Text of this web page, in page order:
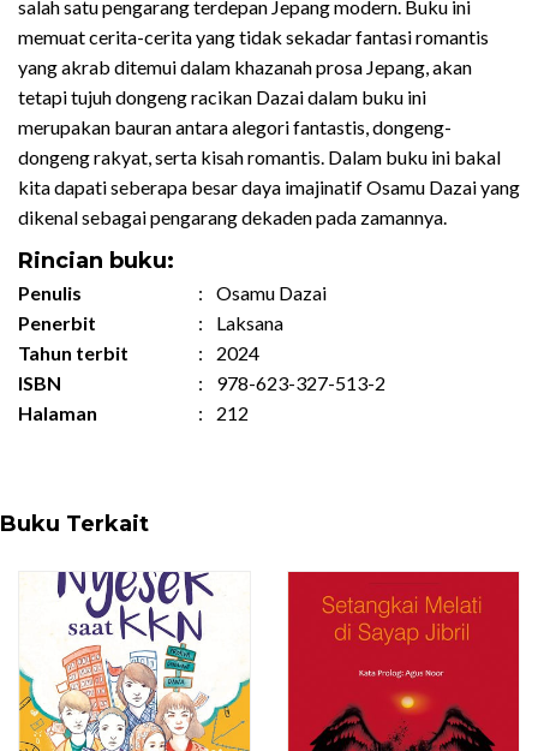
salah satu pengarang terdepan Jepang modern. Buku ini
memuat cerita-cerita yang tidak sekadar fantasi romantis
yang akrab ditemui dalam khazanah prosa Jepang, akan
tetapi tujuh dongeng racikan Dazai dalam buku ini
merupakan bauran antara alegori fantastis, dongeng-
dongeng rakyat, serta kisah romantis. Dalam buku ini bakal
kita dapati seberapa besar daya imajinatif Osamu Dazai yang
dikenal sebagai pengarang dekaden pada zamannya.
Rincian buku:
Penulis :
Osamu Dazai
Penerbit
:
Laksana
Tahun terbit
:
2024
ISBN
:
978-623-327-513-2
Halaman
: 212
Buku Terkait